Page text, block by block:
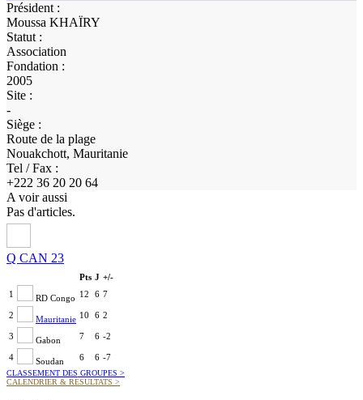
Président :
Moussa KHAÏRY
Statut :
Association
Fondation :
2005
Site :
-
Siège :
Route de la plage
Nouakchott, Mauritanie
Tel / Fax :
+222 36 20 20 64
A voir aussi
Pas d'articles.
Q CAN 23
Pts J +/-
1
RD Congo 12 6 7
2 Mauritanie 10 6 2
3 Gabon 7 6 -2
4 Soudan 6 6 -7
CLASSEMENT DES GROUPES >
CALENDRIER & RÉSULTATS >